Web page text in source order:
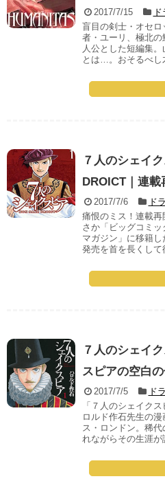
2017/7/15
盲目の剣士・オセ
者・ユーリ、極北
人公とした短編集
とは…。おそるべし
７人のシェイ
DROICT｜連載
2017/7/6 ド
痛恨のミス！連載再
さか「ビッグコミ
マガジン」に移籍
発売を首を長くして
７人のシェイ
スピアの空白
2017/7/5 ド
「７人のシェイク
ロルド作石先生の
ス・ロンドン。稀
れながらその生涯が